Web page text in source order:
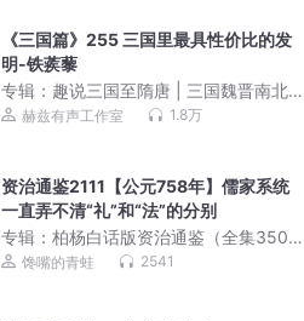
《三国篇》255 三国里最具性价比的发
明-铁蒺藜
专辑： 趣说三国至隋唐 | 三国魏晋南北
朝隋唐全史 | 中国历史
赫兹有声工作室 1.8万
资治通鉴2111【公元758年】儒家系统
一直弄不清“礼”和“法”的分别
专辑：柏杨白话版资治通鉴（全集3500
集）|曾国藩、康熙的经世之书
馋嘴的青蛙 2541